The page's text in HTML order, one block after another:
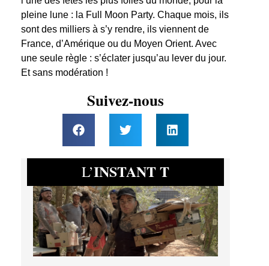
pleine lune : la Full Moon Party. Chaque mois, ils
sont des milliers à s’y rendre, ils viennent de
France, d’Amérique ou du Moyen Orient. Avec
une seule règle : s’éclater jusqu’au lever du jour.
Et sans modération !
Suivez-nous
L’INSTANT T